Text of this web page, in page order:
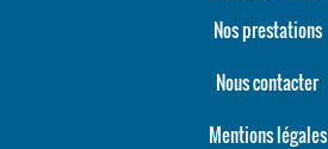
Nos prestations
Nous contacter
Mentions légales